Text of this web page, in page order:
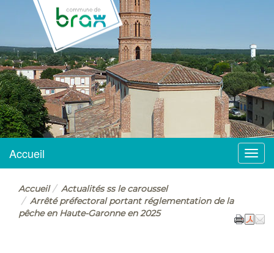
BRAX
Menu
Accueil
Accueil
Actualités ss le caroussel
Arrêté préfectoral portant réglementation de la
pêche en Haute-Garonne en 2025